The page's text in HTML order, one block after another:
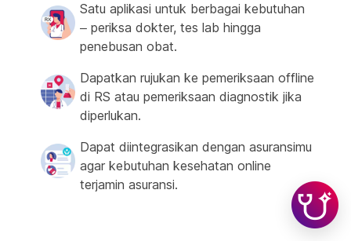
Satu aplikasi untuk berbagai kebutuhan
– periksa dokter, tes lab hingga
penebusan obat.
Dapatkan rujukan ke pemeriksaan offline
di RS atau pemeriksaan diagnostik jika
diperlukan.
Dapat diintegrasikan dengan asuransimu
agar kebutuhan kesehatan online
terjamin asuransi.